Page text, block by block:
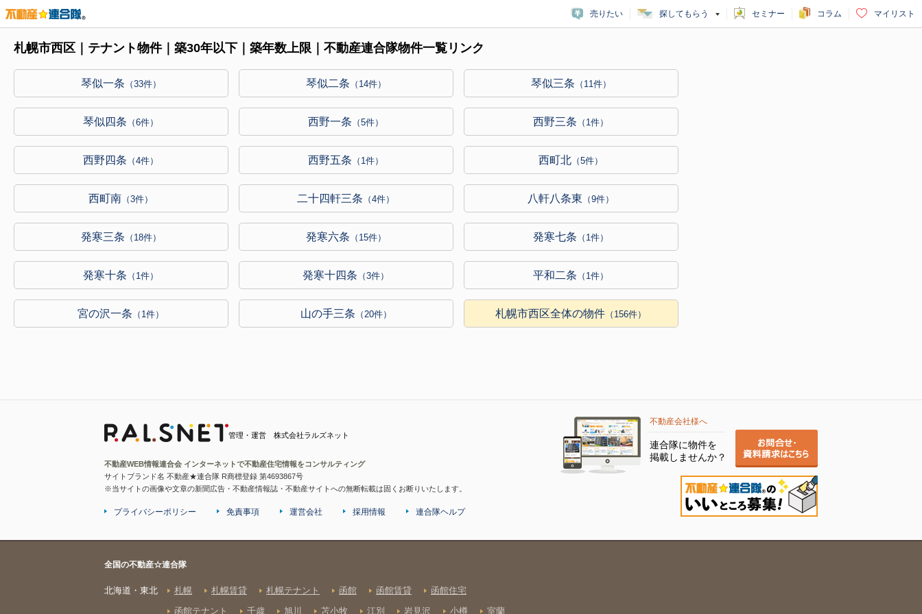
売りたい 探してもらう セミナー コラム マイリスト
札幌市西区｜テナント物件｜築30年以下｜築年数上限｜不動産連合隊物件一覧リンク
琴似一条 （33件） 琴似二条 （14件） 琴似三条 （11件）
琴似四条 （6件） 西野一条 （5件） 西野三条 （1件）
西野四条 （4件） 西野五条 （1件） 西町北 （5件）
西町南 （3件） 二十四軒三条 （4件） 八軒八条東 （9件）
発寒三条 （18件） 発寒六条 （15件） 発寒七条 （1件）
発寒十条 （1件） 発寒十四条 （3件） 平和二条 （1件）
宮の沢一条 （1件） 山の手三条 （20件） 札幌市西区全体の物件 （156件）
管理・運営 株式会社ラルズネット
不動産WEB情報連合会 インターネットで不動産住宅情報をコンサルティング
サイトブランド名 不動産★連合隊 R商標登録 第4693867号
※当サイトの画像や文章の新聞広告・不動産情報誌・不動産サイトへの無断転載は固くお断りいたします。
不動産会社様へ
連合隊に物件を
掲載しませんか？
プライバシーポリシー 免責事項 運営会社 採用情報 連合隊ヘルプ